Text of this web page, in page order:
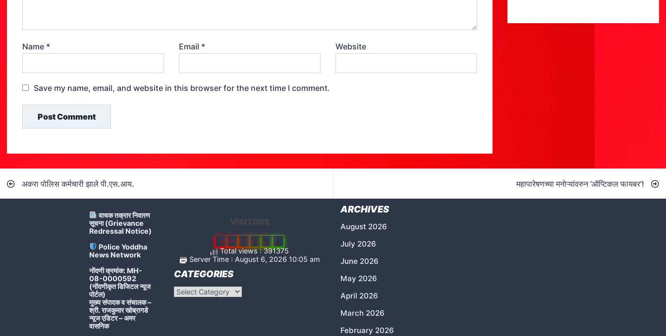
Name * Email * Website
Save my name, email, and website in this browser for the next time I comment.
navigation
अकरा पोलिस कर्मचारी झाले पी.एस.आय. महापारेषणच्या मनोऱ्यांवरुन ‘ऑप्टिकल फायबर’!
वाचक तक्रार निवारण
सूचना (Grievance
Redressal Notice)
Police Yoddha
News Network
नोंदणी क्रमांक: MH-
08-0000592
(नोंदणीकृत डिजिटल न्यूज
पोर्टल)
मुख्य संपादक व संचालक –
श्री. राजकुमार खोब्रागडे
न्यूज एडिटर – अमर
वासनिक
VISITORS
2 7 7 9 2 1
Total views : 391375
Server Time : August 6, 2026 10:05 am
CATEGORIES
Categories
ARCHIVES
August 2026
July 2026
June 2026
May 2026
April 2026
March 2026
February 2026